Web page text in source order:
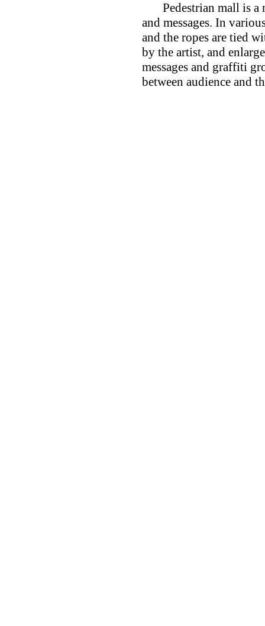
Pedestrian mall is a
and messages. In
and the ropes are tied
by the artist, and
messages and graffiti
between audience and